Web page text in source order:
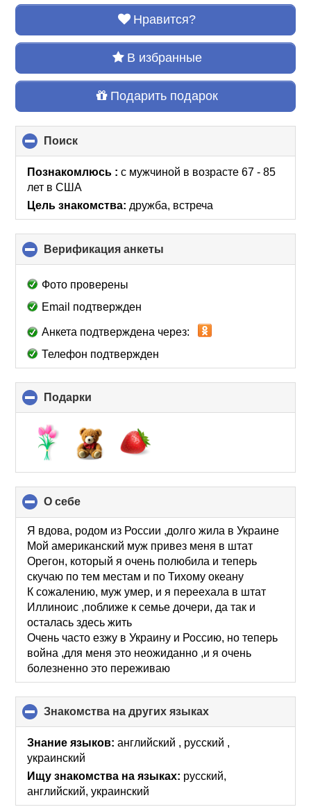
Нравится?
В избранные
Подарить подарок
Поиск
to
collapse
contents
Познакомлюсь :с мужчиной в возрасте 67 - 85
лет в США
Цель знакомства: дружба, встреча
Верификация анкеты
to
Фото проверены
Email подтвержден
Анкета подтверждена через:
Телефон подтвержден
Подарки
to
contents
О себе
to
collapse
contents
Я вдова, родом из России ,долго жила в Украине
Мой американский муж привез меня в штат
Орегон, который я очень полюбила и теперь
скучаю по тем местам и по Тихому океану
К сожалению, муж умер, и я переехала в штат
Иллиноис ,поближе к семье дочери, да так и
осталась здесь жить
Очень часто езжу в Украину и Россию, но теперь
война ,для меня это неожиданно ,и я очень
болезненно это переживаю
Знакомства на других языках
to
collapse
Знание языков: английский , русский ,
украинский
Ищу знакомства на языках: русский,
английский, украинский